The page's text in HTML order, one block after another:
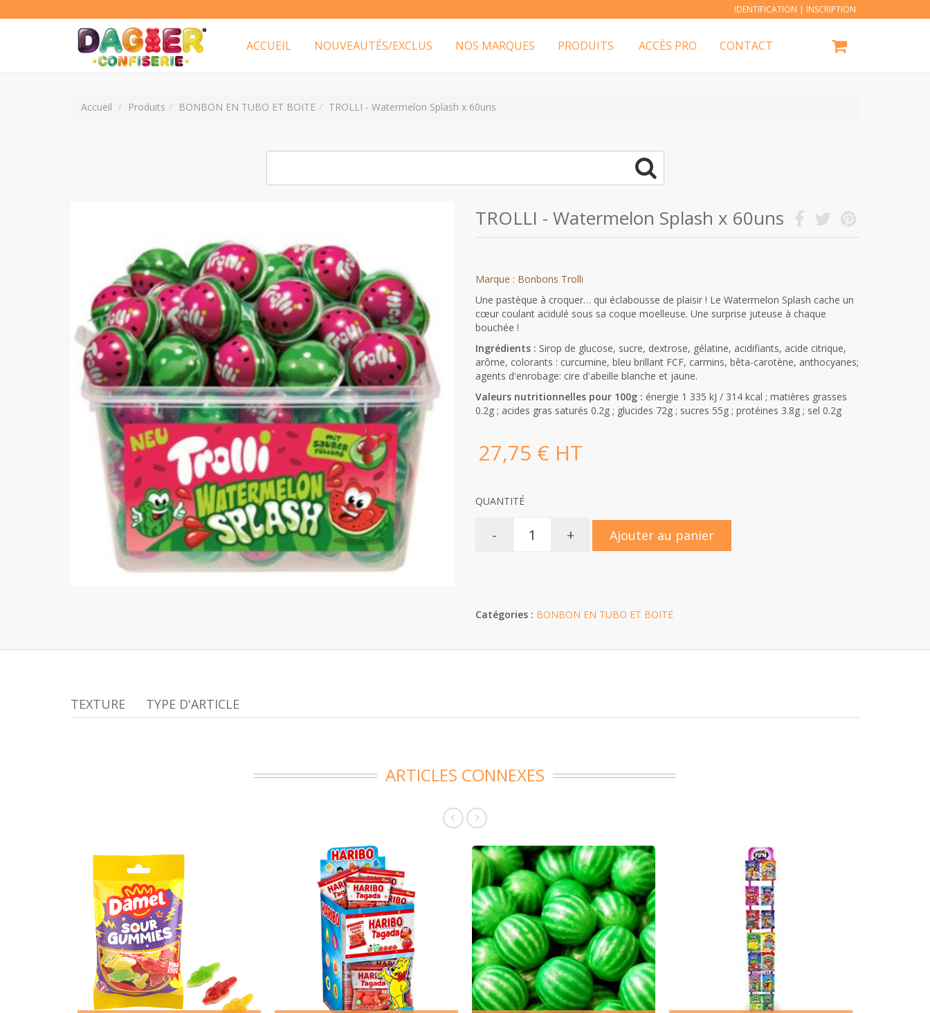
IDENTIFICATION | INSCRIPTION
ACCUEIL NOUVEAUTÉS/EXCLUS NOS MARQUES PRODUITS ACCÈS PRO CONTACT
Accueil Produits BONBON EN TUBO ET BOITE TROLLI - Watermelon Splash x 60uns
TROLLI - Watermelon Splash x 60uns
Marque : Bonbons Trolli
Une pastèque à croquer… qui éclabousse de plaisir ! Le Watermelon Splash cache un
cœur coulant acidulé sous sa coque moelleuse. Une surprise juteuse à chaque
bouchée !
Ingrédients : Sirop de glucose, sucre, dextrose, gélatine, acidifiants, acide citrique,
arôme, colorants : curcumine, bleu brillant FCF, carmins, bêta-carotène, anthocyanes;
agents d'enrobage: cire d'abeille blanche et jaune.
Valeurs nutritionnelles pour 100g : énergie 1 335 kJ / 314 kcal ; matières grasses
0.2g ; acides gras saturés 0.2g ; glucides 72g ; sucres 55g ; protéines 3.8g ; sel 0.2g
27,75 € HT
QUANTITÉ
- + Ajouter au panier
Catégories : BONBON EN TUBO ET BOITE
TEXTURE TYPE D'ARTICLE
ARTICLES CONNEXES